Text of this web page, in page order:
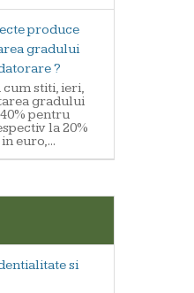
produce
gradului
?
cum stiti, ieri,
gradului
pentru
la 20%
euro,...
si